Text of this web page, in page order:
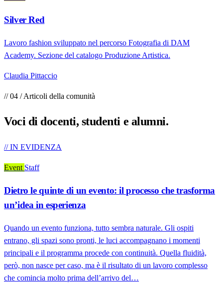
Silver Red
Lavoro fashion sviluppato nel percorso Fotografia di DAM
Academy. Sezione del catalogo Produzione Artistica.
Claudia Pittaccio
// 04 / Articoli della comunità
Voci di docenti, studenti e alumni.
// IN EVIDENZA
Event Staff
Dietro le quinte di un evento: il processo che trasforma
un’idea in esperienza
Quando un evento funziona, tutto sembra naturale. Gli ospiti
entrano, gli spazi sono pronti, le luci accompagnano i momenti
principali e il programma procede con continuità. Quella fluidità,
però, non nasce per caso, ma è il risultato di un lavoro complesso
che comincia molto prima dell’arrivo del…